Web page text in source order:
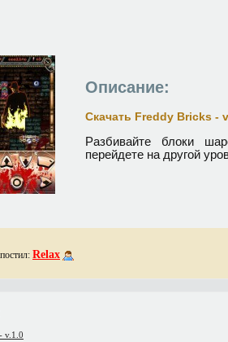
Описание:
Скачать Freddy Bricks -
Разбивайте блоки
перейдете на другой
Relax
v.1.0